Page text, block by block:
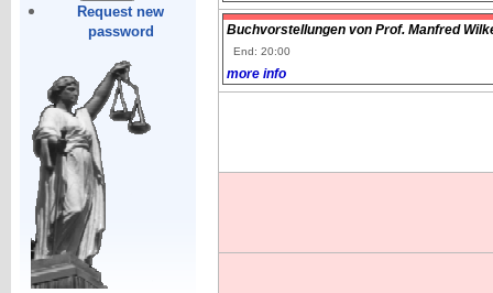
Request new
password
Buchvorstellungen von Prof. Manfred
End: 20:00
more info